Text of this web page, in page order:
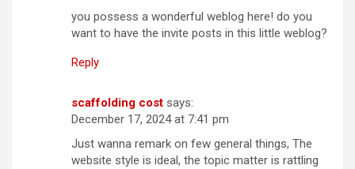
you possess a wonderful weblog here! do you
want to have the invite posts in this little weblog?
Reply
scaffolding cost says:
December 17, 2024 at 7:41 pm
Just wanna remark on few general things, The
website style is ideal, the topic matter is rattling